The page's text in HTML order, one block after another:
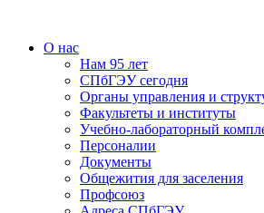
О нас
Нам 95 лет
СПбГЭУ сегодня
Органы управления и
Факультеты и институты
Учебно-лабораторный
Персоналии
Документы
Общежития для заселения
Профсоюз